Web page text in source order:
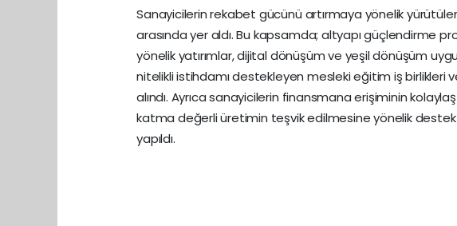
Sanayicilerin rekabet gücünü artırmaya yönelik
arasında yer aldı. Bu kapsamda; altyapı güçlendirme
yönelik yatırımlar, dijital dönüşüm ve yeşil dönüşüm
nitelikli istihdamı destekleyen mesleki eğitim iş birlikleri
alındı. Ayrıca sanayicilerin finansmana erişiminin
katma değerli üretimin teşvik edilmesine yönelik
yapıldı.